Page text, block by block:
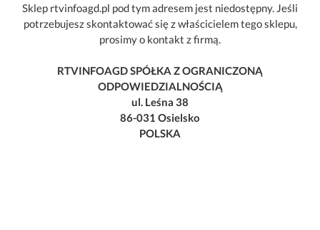
Sklep rtvinfoagd.pl pod tym adresem jest niedostępny. Jeśli
potrzebujesz skontaktować się z właścicielem tego sklepu,
prosimy o kontakt z firmą.
RTVINFOAGD SPÓŁKA Z OGRANICZONĄ
ODPOWIEDZIALNOŚCIĄ
ul. Leśna 38
86-031 Osielsko
POLSKA